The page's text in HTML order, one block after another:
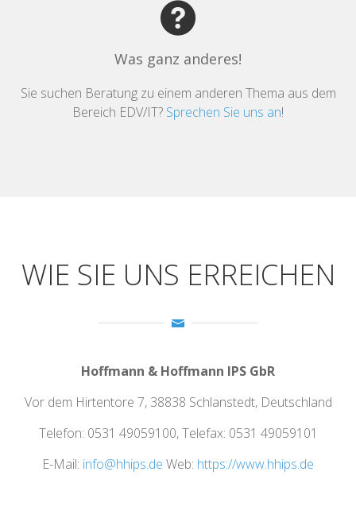
Was ganz anderes!
Sie suchen Beratung zu einem anderen Thema aus dem
Bereich EDV/IT? Sprechen Sie uns an!
WIE SIE UNS ERREICHEN
Hoffmann & Hoffmann IPS GbR
Vor dem Hirtentore 7, 38838 Schlanstedt, Deutschland
Telefon: 0531 49059100, Telefax: 0531 49059101
E-Mail: info@hhips.de Web: https://www.hhips.de